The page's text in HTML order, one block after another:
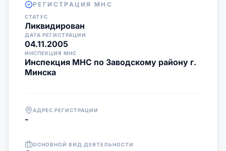
РЕГИСТРАЦИЯ МНС
СТАТУС
Ликвидирован
ДАТА РЕГИСТРАЦИИ
04.11.2005
ИНСПЕКЦИЯ МНС
Инспекция МНС по Заводскому району г.
Минска
АДРЕС РЕГИСТРАЦИИ
-
ОСНОВНОЙ ВИД ДЕЯТЕЛЬНОСТИ